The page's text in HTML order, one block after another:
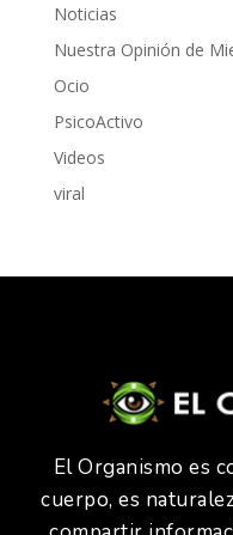
Noticias
Nuestra Opinión de
Ocio
PsicoActivo
Videos
viral
El Organismo es
cuerpo, es